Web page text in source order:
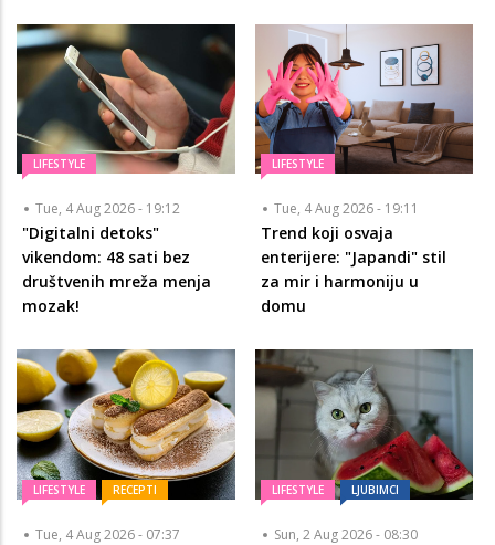
LIFESTYLE
Tue, 4 Aug 2026 - 19:12
"Digitalni detoks"
vikendom: 48 sati bez
društvenih mreža menja
mozak!
LIFESTYLE
Tue, 4 Aug 2026 - 19:11
Trend koji osvaja
enterijere: "Japandi" stil
za mir i harmoniju u
domu
LIFESTYLE RECEPTI
Tue, 4 Aug 2026 - 07:37
LIFESTYLE LJUBIMCI
Sun, 2 Aug 2026 - 08:30